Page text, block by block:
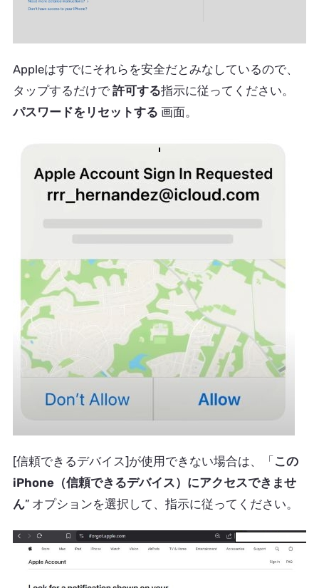
Appleはすでにそれらを安全だとみなしているので、
タップするだけで 許可する指示に従ってください。
パスワードをリセットする 画面。
[信頼できるデバイス]が使用できない場合は、「 この
iPhone（信頼できるデバイス）にアクセスできませ
ん” オプションを選択して、指示に従ってください。